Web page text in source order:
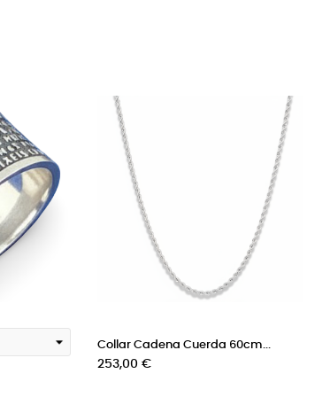
Collar Cadena Cuerda 60cm...
Precio
253,00 €